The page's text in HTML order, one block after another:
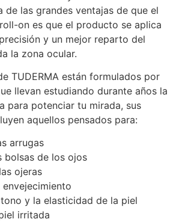
de las grandes ventajas de que el
on es que el producto se aplica
y un mejor reparto del
la zona ocular.
TUDERMA están formulados por
llevan estudiando durante años la
para potenciar tu mirada, sus
aquellos pensados para:
arrugas
bolsas de los ojos
ojeras
envejecimiento
y la elasticidad de la piel
irritada